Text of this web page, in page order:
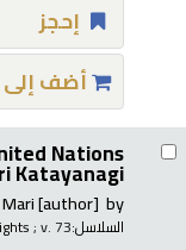
إحجز
أضف إلى
Nations
Katayanagi.
by
[author]
السلاسل:; v. 73